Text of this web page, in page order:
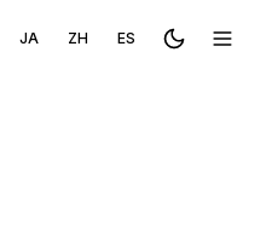
JA ZH ES Toggle메뉴